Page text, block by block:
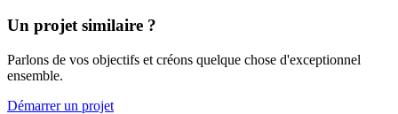
Un projet similaire ?
Parlons de vos objectifs et créons quelque chose d'exceptionnel
ensemble.
Démarrer un projet